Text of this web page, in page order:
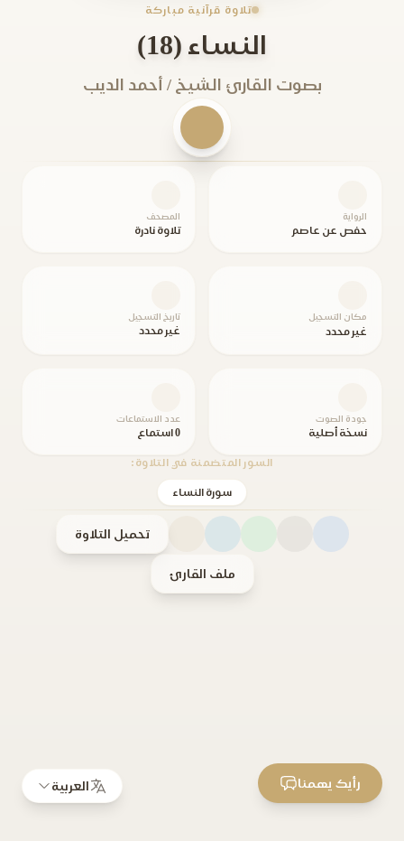
تلاوة قرآنية مباركة
النساء (18)
بصوت القارئ الشيخ / أحمد الديب
الرواية
حفص عن عاصم
المصحف
تلاوة نادرة
مكان التسجيل
غير محدد
تاريخ التسجيل
غير محدد
جودة الصوت
نسخة أصلية
عدد الاستماعات
0 استماع
السور المتضمنة في التلاوة:
سورة النساء
تحميل التلاوة
ملف القارئ
العربية رأيك يهمنا